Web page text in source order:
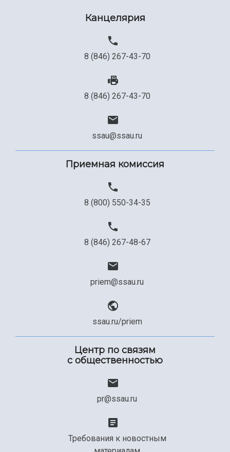
Канцелярия
8 (846) 267-43-70
8 (846) 267-43-70
ssau@ssau.ru
Приемная комиссия
8 (800) 550-34-35
8 (846) 267-48-67
priem@ssau.ru
ssau.ru/priem
Центр по связям
с общественностью
pr@ssau.ru
Требования к новостным